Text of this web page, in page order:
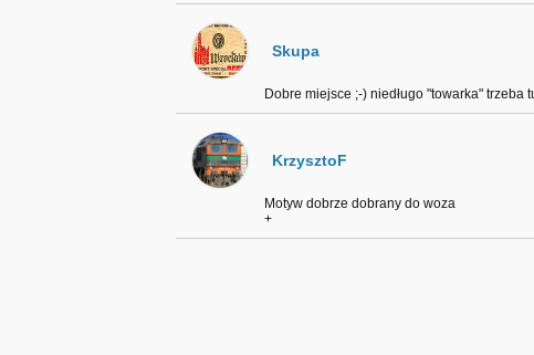
Skupa
Dobre miejsce ;-) niedługo "towarka" trzeba
KrzysztoF
Motyw dobrze dobrany do woza
+